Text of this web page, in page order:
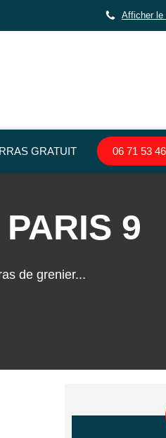
Afficher le
GRATUIT 06 71 53
9
de grenier...